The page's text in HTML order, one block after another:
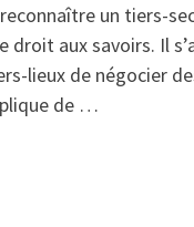
un tiers-
droit aux savoirs. Il
lieux de négocier
de …